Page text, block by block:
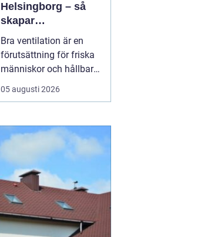
Helsingborg – så
skapar
fastighetsägare
friskare och mer
energieffektiva
Bra ventilation är en
förutsättning för friska
människor och hållbara
byggnader. I en kuststad
som Helsingborg, med
temperaturer och många
äldre fastigheter, märks
skillnaden e...
05 augusti 2026